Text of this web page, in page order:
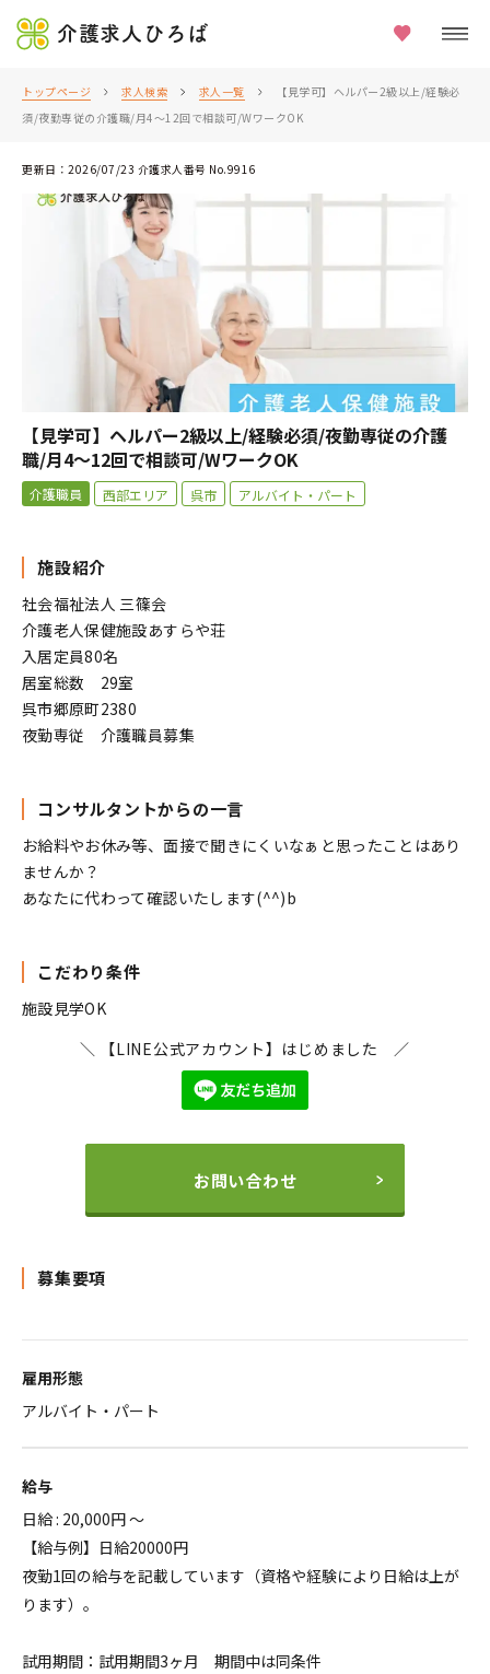
介護求人ひろば
トップページ 求人検索 求人一覧
【見学可】ヘルパー2級以上/経験必
須/夜勤専従の介護職/月4～12回で相談可/WワークOK
更新日：2026/07/23 介護求人番号 No.9916
【見学可】ヘルパー2級以上/経験必須/夜勤専従の介護
職/月4～12回で相談可/WワークOK
介護職員 西部エリア 呉市 アルバイト・パート
施設紹介
社会福祉法人 三篠会
介護老人保健施設あすらや荘
入居定員80名
居室総数 29室
呉市郷原町2380
夜勤専従 介護職員募集
コンサルタントからの一言
お給料やお休み等、面接で聞きにくいなぁと思ったことはあり
ませんか？
あなたに代わって確認いたします(^^)b
こだわり条件
施設見学OK
＼ 【LINE公式アカウント】はじめました ／
お問い合わせ
募集要項
雇用形態
アルバイト・パート
給与
日給 : 20,000円 ～
【給与例】日給20000円
夜勤1回の給与を記載しています（資格や経験により日給は上が
ります）。
試用期間：試用期間3ヶ月 期間中は同条件